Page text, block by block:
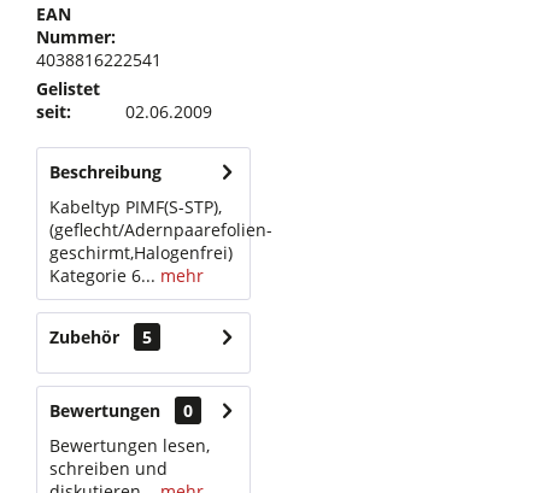
EAN
Nummer:
4038816222541
Gelistet
seit:
02.06.2009
Beschreibung
Kabeltyp PIMF(S-STP),
(geflecht/Adernpaarefolien-
geschirmt,Halogenfrei)
Kategorie 6... mehr
Zubehör 5
Bewertungen
0
Bewertungen lesen,
schreiben und